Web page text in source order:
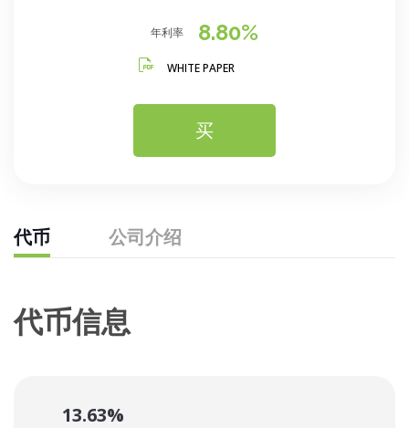
年利率 8.80%
WHITE PAPER
买
代币 公司介绍
代币信息
13.63%